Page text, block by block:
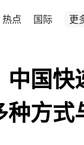
热点 国际 更
国快
方式